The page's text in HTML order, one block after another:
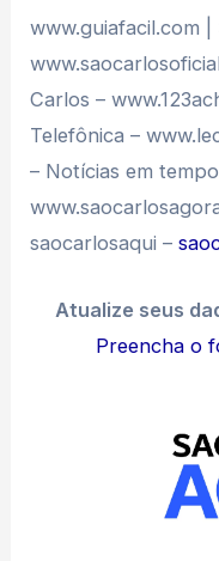
www.guiafacil.com |
Carlos –
Telefônica –
– Notícias em
saocarlosaqui –
Atualize seus
Preencha o